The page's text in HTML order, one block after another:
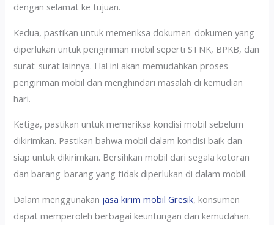
dengan selamat ke tujuan.
Kedua, pastikan untuk memeriksa dokumen-dokumen yang
diperlukan untuk pengiriman mobil seperti STNK, BPKB, dan
surat-surat lainnya. Hal ini akan memudahkan proses
pengiriman mobil dan menghindari masalah di kemudian
hari.
Ketiga, pastikan untuk memeriksa kondisi mobil sebelum
dikirimkan. Pastikan bahwa mobil dalam kondisi baik dan
siap untuk dikirimkan. Bersihkan mobil dari segala kotoran
dan barang-barang yang tidak diperlukan di dalam mobil.
Dalam menggunakan jasa kirim mobil Gresik, konsumen
dapat memperoleh berbagai keuntungan dan kemudahan.